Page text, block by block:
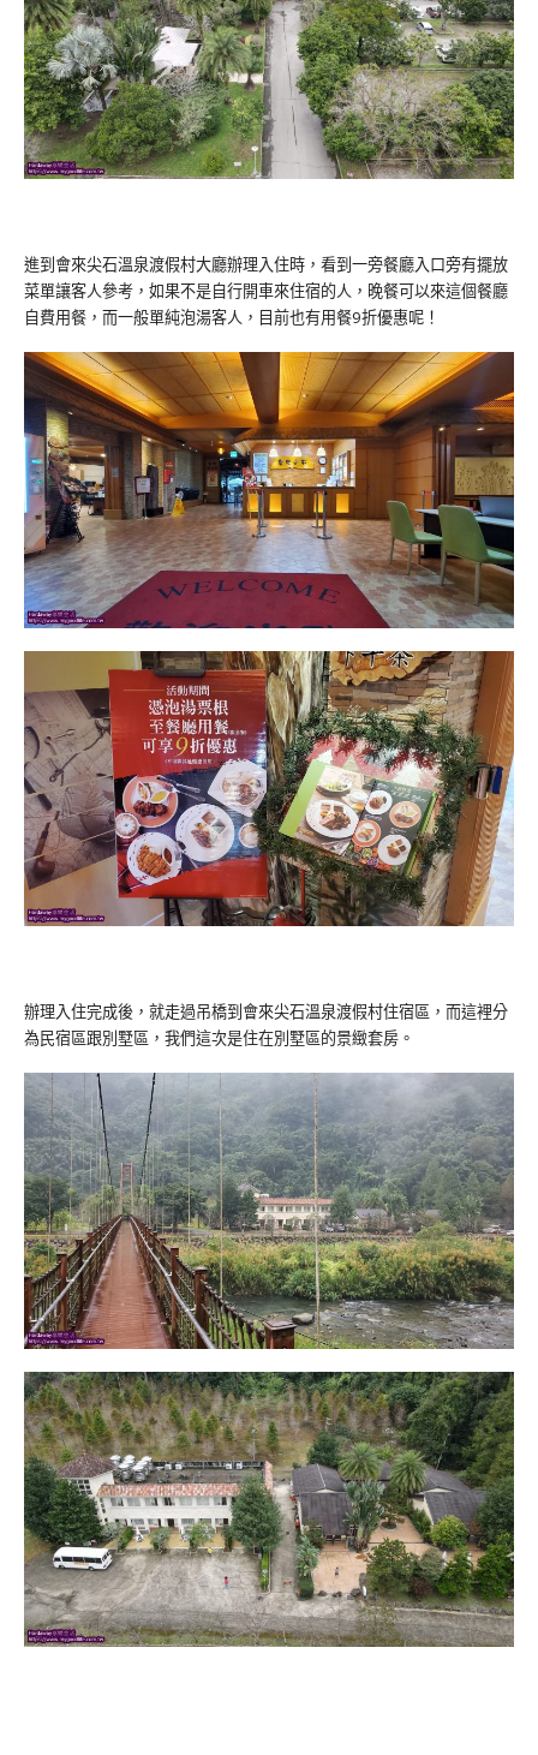
進到會來尖石溫泉渡假村大廳辦理入住時，看到一旁餐廳入口旁有擺放
菜單讓客人參考，如果不是自行開車來住宿的人，晚餐可以來這個餐廳
自費用餐，而一般單純泡湯客人，目前也有用餐9折優惠呢！
辦理入住完成後，就走過吊橋到會來尖石溫泉渡假村住宿區，而這裡分
為民宿區跟別墅區，我們這次是住在別墅區的景緻套房。